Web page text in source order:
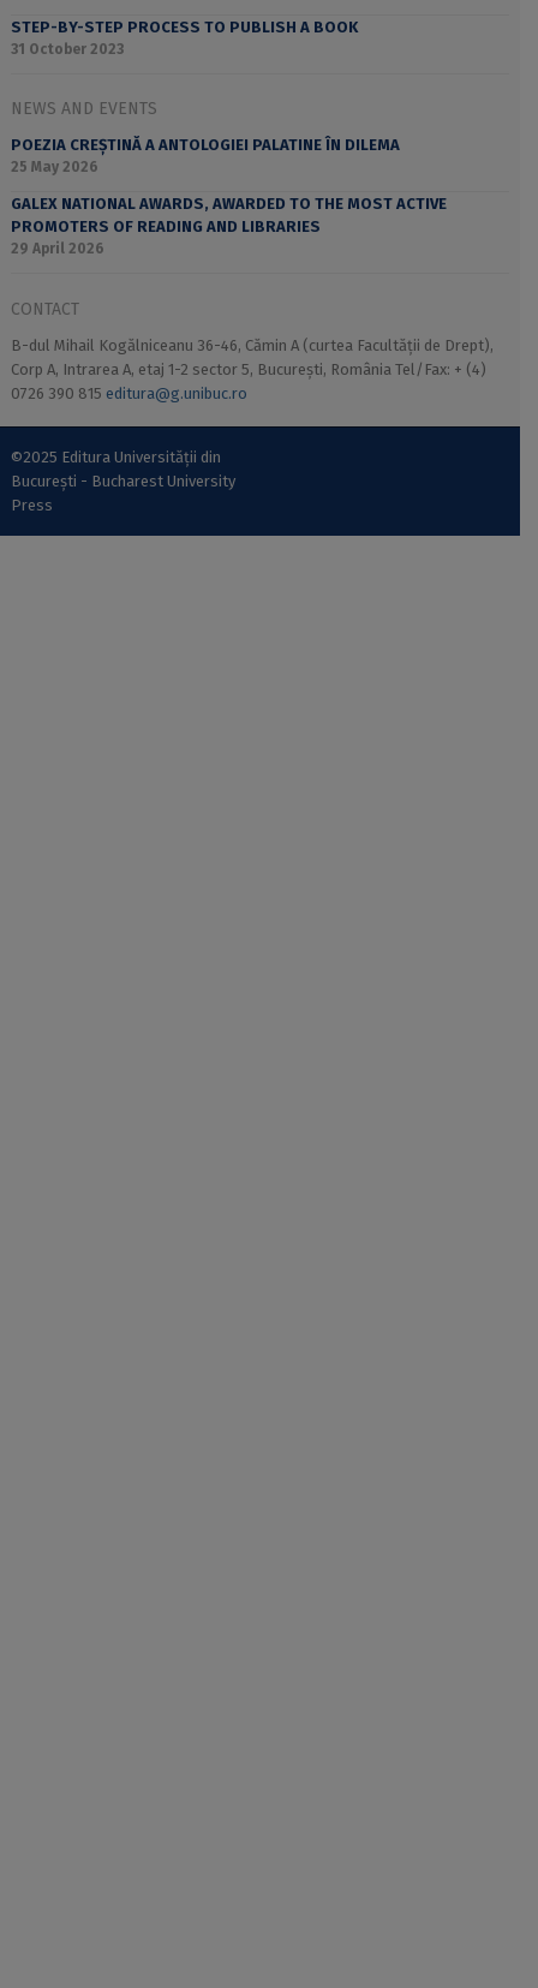
STEP-BY-STEP PROCESS TO PUBLISH A BOOK
31 October 2023
NEWS AND EVENTS
POEZIA CREȘTINĂ A ANTOLOGIEI PALATINE ÎN DILEMA
25 May 2026
GALEX NATIONAL AWARDS, AWARDED TO THE MOST ACTIVE
PROMOTERS OF READING AND LIBRARIES
29 April 2026
CONTACT
B-dul Mihail Kogălniceanu 36-46, Cămin A (curtea Facultății de Drept),
Corp A, Intrarea A, etaj 1-2 sector 5, București, România Tel/Fax: + (4)
0726 390 815 editura@g.unibuc.ro
©2025 Editura Universității din
București - Bucharest University
Press